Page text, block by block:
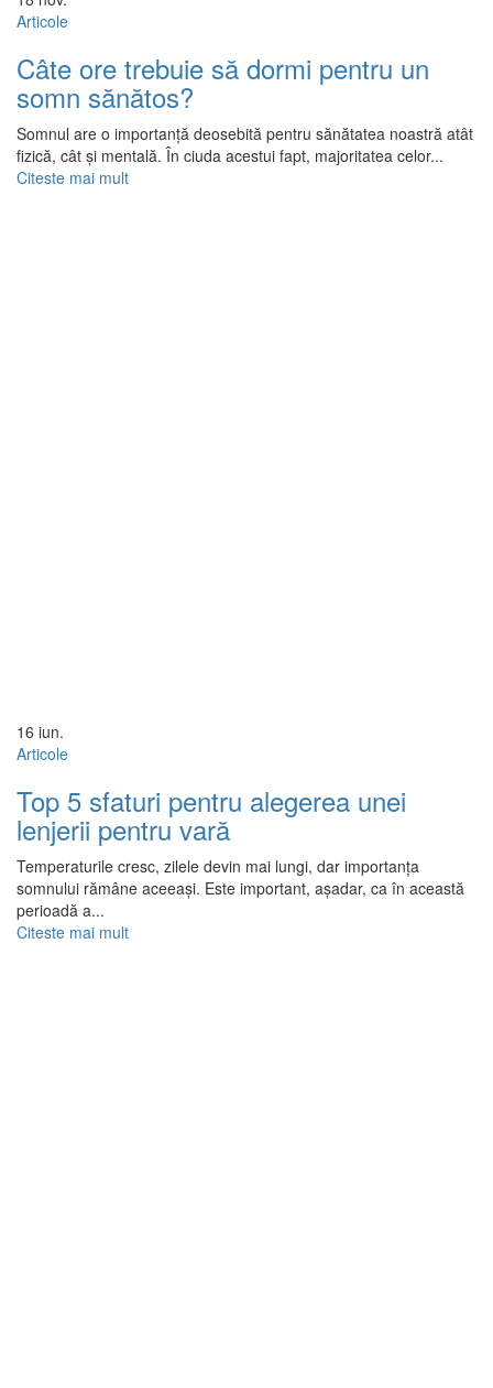
Articole
Câte ore trebuie să dormi pentru un
somn sănătos?
Somnul are o importanță deosebită pentru sănătatea noastră atât
fizică, cât și mentală. În ciuda acestui fapt, majoritatea celor...
Citeste mai mult
16 iun.
Articole
Top 5 sfaturi pentru alegerea unei
lenjerii pentru vară
Temperaturile cresc, zilele devin mai lungi, dar importanța
somnului rămâne aceeași. Este important, așadar, ca în această
perioadă a...
Citeste mai mult